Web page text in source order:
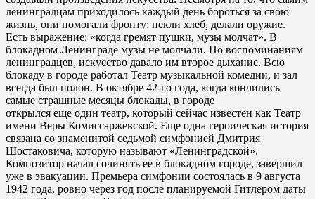
ленинградцам приходилось каждый день бороться за свою
жизнь, они помогали фронту: пекли хлеб, делали оружие.
Есть выражение: «когда гремят пушки, музы молчат». В
блокадном Ленинграде музы не молчали. По воспоминаниям
ленинградцев, искусство давало им второе дыхание. Всю
блокаду в городе работал Театр музыкальной комедии, и зал
всегда был полон. В октябре 42-го года, когда кончились
самые страшные месяцы блокады, в городе
открылся еще один театр, который сейчас известен как Театр
имени Веры Комиссаржевской. Еще одна героическая история
связана со знаменитой седьмой симфонией Дмитрия
Шостаковича, которую называют «Ленинградской».
Композитор начал сочинять ее в блокадном городе, завершил
уже в эвакуации. Премьера симфонии состоялась в 9 августа
1942 года, ровно через год после планируемой Гитлером даты